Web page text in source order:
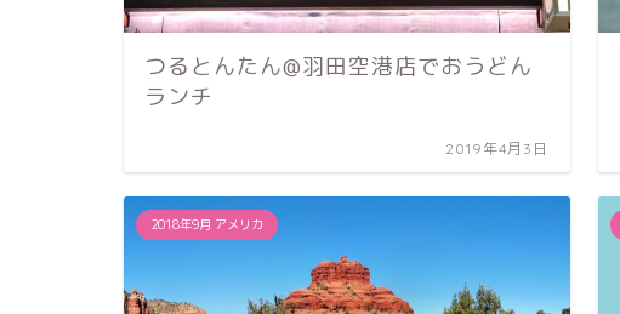
つるとんたん@羽田空港店でおうどん
ランチ
2019年4月3日
2018年9月 アメリカ